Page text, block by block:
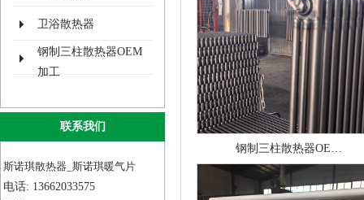
卫浴散热器
钢制三柱散热器OEM
加工
联系我们
斯诺琪散热器_斯诺琪暖气片
电话: 13662033575
钢制三柱散热器OE…